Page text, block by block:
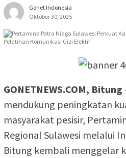
Gonet Indonesia
Oktober 30, 2025
GONETNEWS.COM, Bitung
mendukung peningkatan
masyarakat pesisir,
Regional Sulawesi melalui
Bitung kembali menggelar